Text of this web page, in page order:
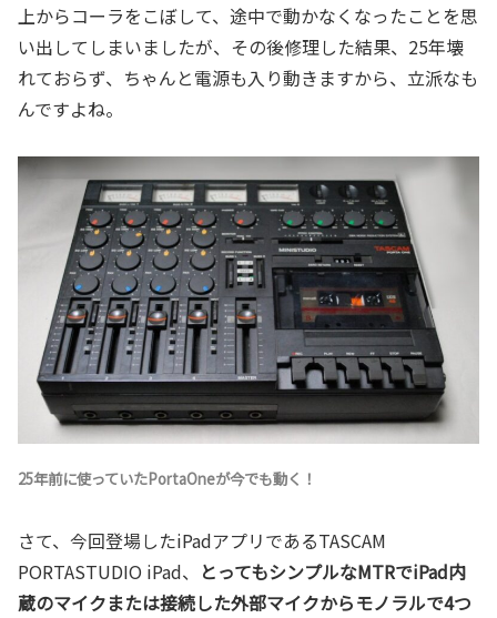
上からコーラをこぼして、途中で動かなくなったことを思
い出してしまいましたが、その後修理した結果、25年壊
れておらず、ちゃんと電源も入り動きますから、立派なも
んですよね。
25年前に使っていたPortaOneが今でも動く！
さて、今回登場したiPadアプリであるTASCAM
PORTASTUDIO iPad、 とってもシンプルなMTRでiPad内
蔵のマイクまたは接続した外部マイクからモノラルで4つ